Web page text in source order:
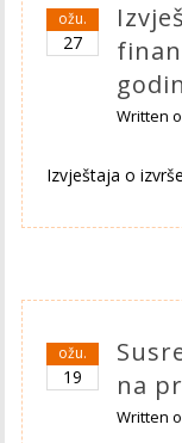
ožu.
27
Written
Izvještaja o
ožu.
19
na
Written